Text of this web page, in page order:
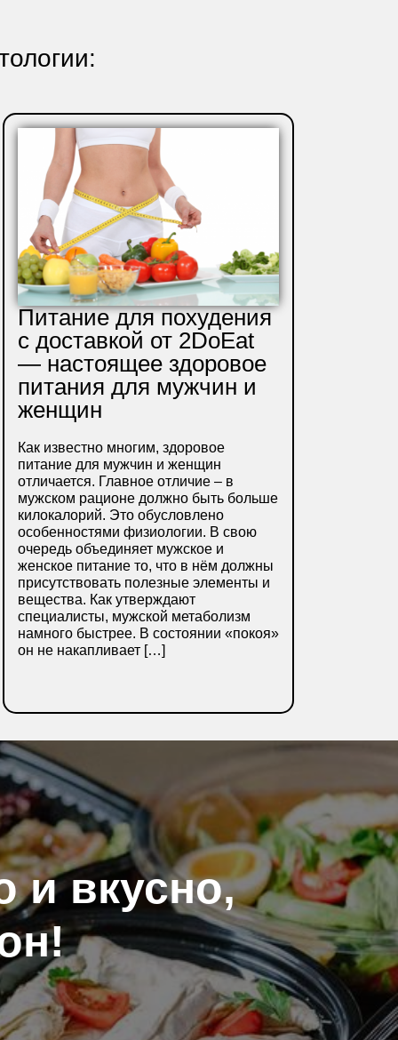
Питание для похудения
с доставкой от 2DoEat
— настоящее здоровое
питания для мужчин и
женщин
Как известно многим, здоровое
питание для мужчин и женщин
отличается. Главное отличие – в
мужском рационе должно быть больше
килокалорий. Это обусловлено
особенностями физиологии. В свою
очередь объединяет мужское и
женское питание то, что в нём должны
присутствовать полезные элементы и
вещества. Как утверждают
специалисты, мужской метаболизм
намного быстрее. В состоянии «покоя»
он не накапливает […]
и вкусно,